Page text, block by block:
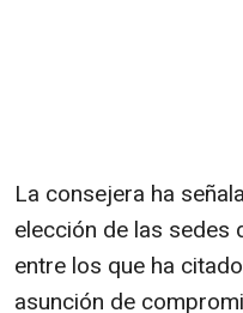
La consejera ha
elección de las sedes
entre los que ha
asunción de